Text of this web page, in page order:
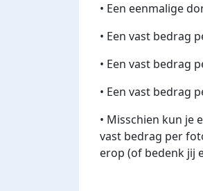
• Een eenmalige
• Een vast bedrag
• Een vast bedrag
• Een vast bedrag
• Misschien kun je
vast bedrag per
erop (of bedenk jij